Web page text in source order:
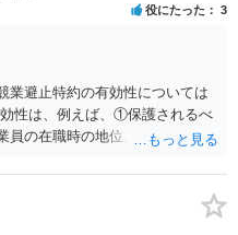
役にたった 3
業避止特約の有効性については
性は、例えば、①保護されるべ
員の在職時の地位、③地域的限
によって検討されます。 いず
的な事情を詳しくお伺いする必
す限り、ご相談のケースにおい